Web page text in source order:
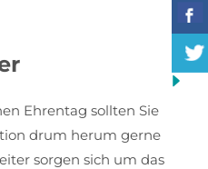
Ehrentag sollten Sie
drum herum gerne
sorgen sich um das